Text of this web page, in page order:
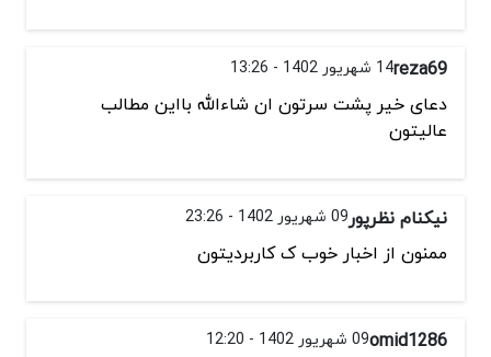
reza6914 شهریور 1402 - 13:26
دعای خیر پشت سرتون ان شاءالله بااین مطالب
عالیتون
نیکنام نظرپور09 شهریور 1402 - 23:26
ممنون از اخبار خوب ک کاربردیتون
omid128609 شهریور 1402 - 12:20